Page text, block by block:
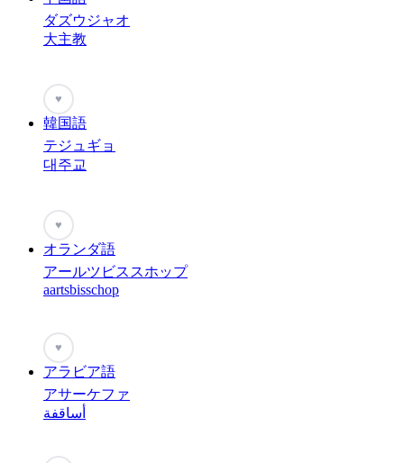
ダズウジャオ
大主教
♥
韓国語
テジュギョ
대주교
♥
オランダ語
アールツビススホップ
aartsbisschop
♥
アラビア語
アサーケファ
أساقفة